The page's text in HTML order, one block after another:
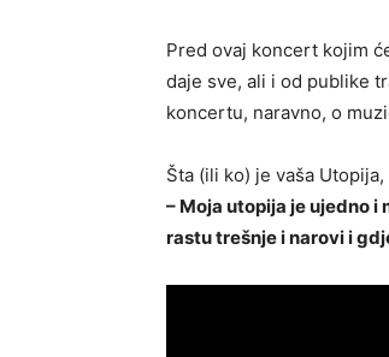
Pred ovaj koncert kojim
daje sve, ali i od publike
koncertu, naravno, o
Šta (ili ko) je vaša
– Moja utopija je ujedno i
rastu trešnje i narovi i